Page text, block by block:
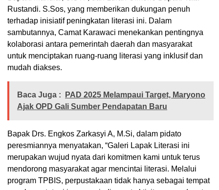
Rustandi. S.Sos, yang memberikan dukungan penuh
terhadap inisiatif peningkatan literasi ini. Dalam
sambutannya, Camat Karawaci menekankan pentingnya
kolaborasi antara pemerintah daerah dan masyarakat
untuk menciptakan ruang-ruang literasi yang inklusif dan
mudah diakses.
Baca Juga :
PAD 2025 Melampaui Target, Maryono
Ajak OPD Gali Sumber Pendapatan Baru
Bapak Drs. Engkos Zarkasyi A, M.Si, dalam pidato
peresmiannya menyatakan, “Galeri Lapak Literasi ini
merupakan wujud nyata dari komitmen kami untuk terus
mendorong masyarakat agar mencintai literasi. Melalui
program TPBIS, perpustakaan tidak hanya sebagai tempat